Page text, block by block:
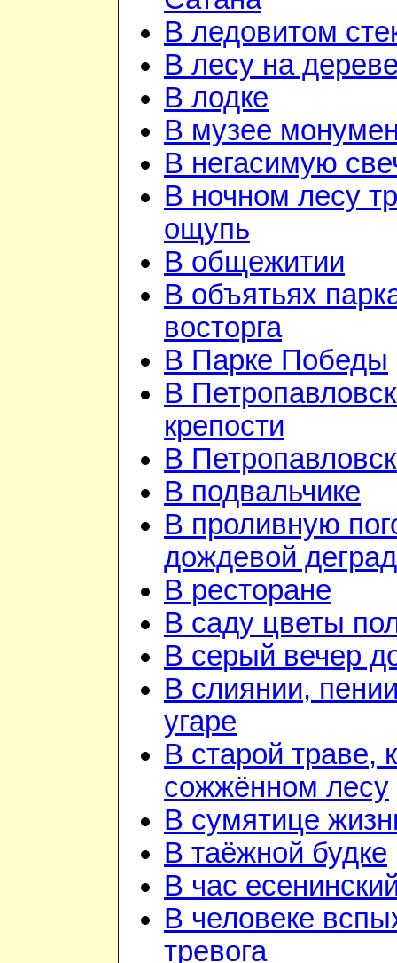
В ледовитом
В лесу на
В лодке
В музее
В негасимую
В ночном лесу
ощупь
В общежитии
В объятьях
восторга
В Парке Победы
В
крепости
В
В подвальчике
В проливную
дождевой
В ресторане
В саду цветы
В серый вечер
В слиянии,
угаре
В старой траве,
сожжённом лесу
В сумятице
В таёжной будке
В час
В человеке
тревога